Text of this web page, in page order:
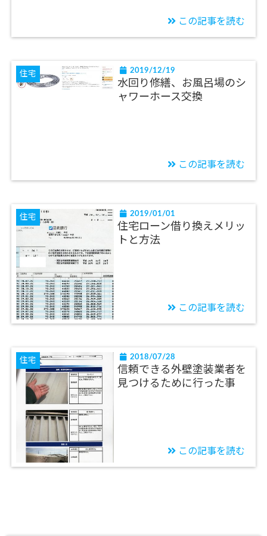
この記事を読む
住宅 2019/12/19
水回り修繕、お風呂場のシ
ャワーホース交換
この記事を読む
住宅 2019/01/01
住宅ローン借り換えメリッ
トと方法
この記事を読む
住宅 2018/07/28
信頼できる外壁塗装業者を
見つけるために行った事
この記事を読む